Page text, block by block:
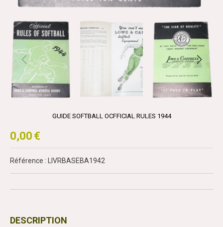
GUIDE SOFTBALL OCFFICIAL RULES 1944
0,00 €
Référence : LIVRBASEBA1942
DESCRIPTION